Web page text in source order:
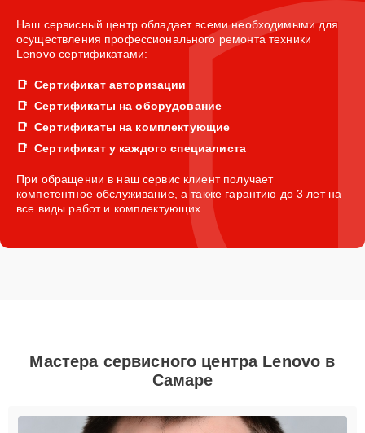
Наш сервисный центр обладает всеми необходимыми для
осуществления профессионального ремонта техники
Lenovo сертификатами:
Сертификат авторизации
Сертификаты на оборудование
Сертификаты на комплектующие
Сертификат у каждого специалиста
При обращении в наш сервис клиент получает
компетентное обслуживание, а также гарантию до 3 лет на
все виды работ и комплектующих.
Мастера сервисного центра Lenovo в
Самаре